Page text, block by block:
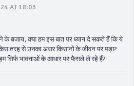
AT 18:03
के बजाय, क्या हम इस बात पर ध्यान दे सकते हैं कि ये
तरह से उनका असर किसानों के जीवन पर पड़ा?
सिर्फ भावनाओं के आधार पर फैसले ले रहे हैं?